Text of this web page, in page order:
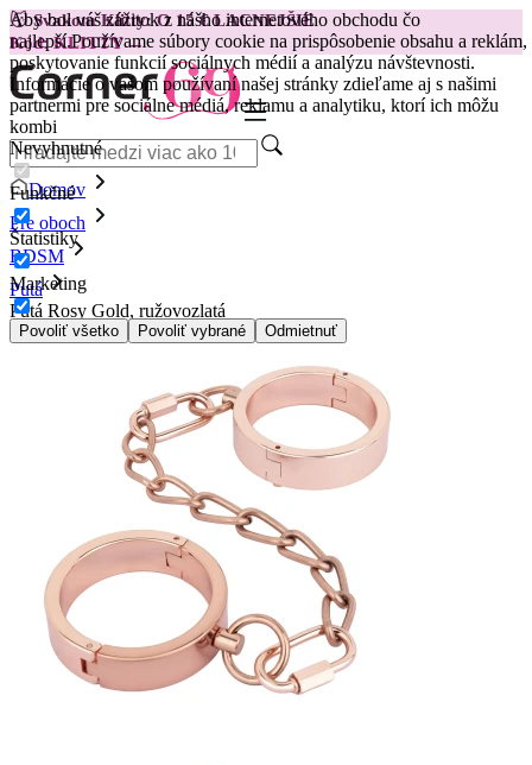
Aby bol váš zážitok z nášho internetového obchodu čo
najlepší.Používame súbory cookie na prispôsobenie obsahu a reklám,
poskytovanie funkcií sociálnych médií a analýzu návštevnosti.
Informácie o vašom používaní našej stránky zdieľame aj s našimi
partnermi pre sociálne médiá, reklamu a analytiku, ktorí ich môžu
kombi
Nevyhnutné
Funkčné
Štatistiky
Marketing
Povoliť všetko Povoliť vybrané Odmietnuť
😽Svakom Klitty: O 15 € LACNEJŠIE
Kód: KLITTY →
Domov
Pre oboch
BDSM
Putá
Putá Rosy Gold, ružovozlatá